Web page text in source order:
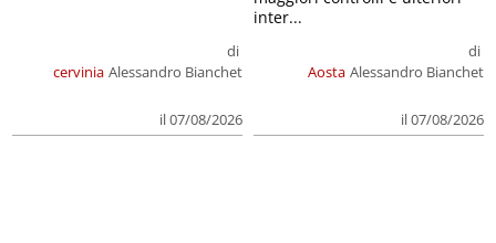
cervinia
di
Alessandro Bianchet
il 07/08/2026
Aosta
di
Alessandro Bianchet
il 07/08/2026
inter...